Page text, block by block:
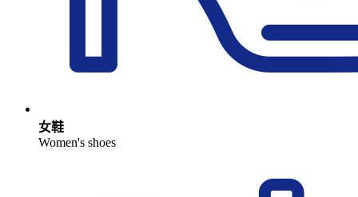
女鞋
Women's shoes